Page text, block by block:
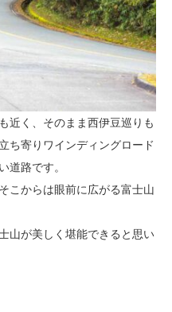
近く、そのまま西伊豆巡りも
ち寄りワインディングロード
道路です。
こからは眼前に広がる富士山
山が美しく堪能できると思い